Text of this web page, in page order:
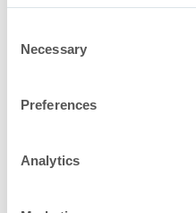
Selection
Necessary
Preferences
Analytics
mikroporöse